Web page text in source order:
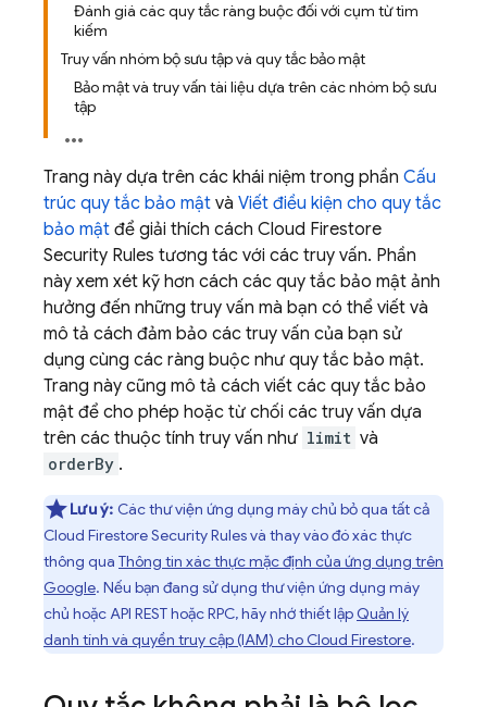
Đánh giá các quy tắc ràng buộc đối với cụm từ tìm
kiếm
Truy vấn nhóm bộ sưu tập và quy tắc bảo mật
Bảo mật và truy vấn tài liệu dựa trên các nhóm bộ sưu
tập
Trang này dựa trên các khái niệm trong phần Cấu
trúc quy tắc bảo mật và Viết điều kiện cho quy tắc
bảo mật để giải thích cách Cloud Firestore
Security Rules tương tác với các truy vấn. Phần
này xem xét kỹ hơn cách các quy tắc bảo mật ảnh
hưởng đến những truy vấn mà bạn có thể viết và
mô tả cách đảm bảo các truy vấn của bạn sử
dụng cùng các ràng buộc như quy tắc bảo mật.
Trang này cũng mô tả cách viết các quy tắc bảo
mật để cho phép hoặc từ chối các truy vấn dựa
trên các thuộc tính truy vấn như limit và
orderBy .
Lưu ý: Các thư viện ứng dụng máy chủ bỏ qua tất cả
Cloud FirestoreSecurity Rulesvà thay vào đó xác thực
thông qua Thông tin xác thực mặc định của ứng dụng trên
Google. Nếu bạn đang sử dụng thư viện ứng dụng máy
chủ hoặc API REST hoặc RPC, hãy nhớ thiết lậpQuản lý
danh tính và quyền truy cập (IAM) cho Cloud Firestore.